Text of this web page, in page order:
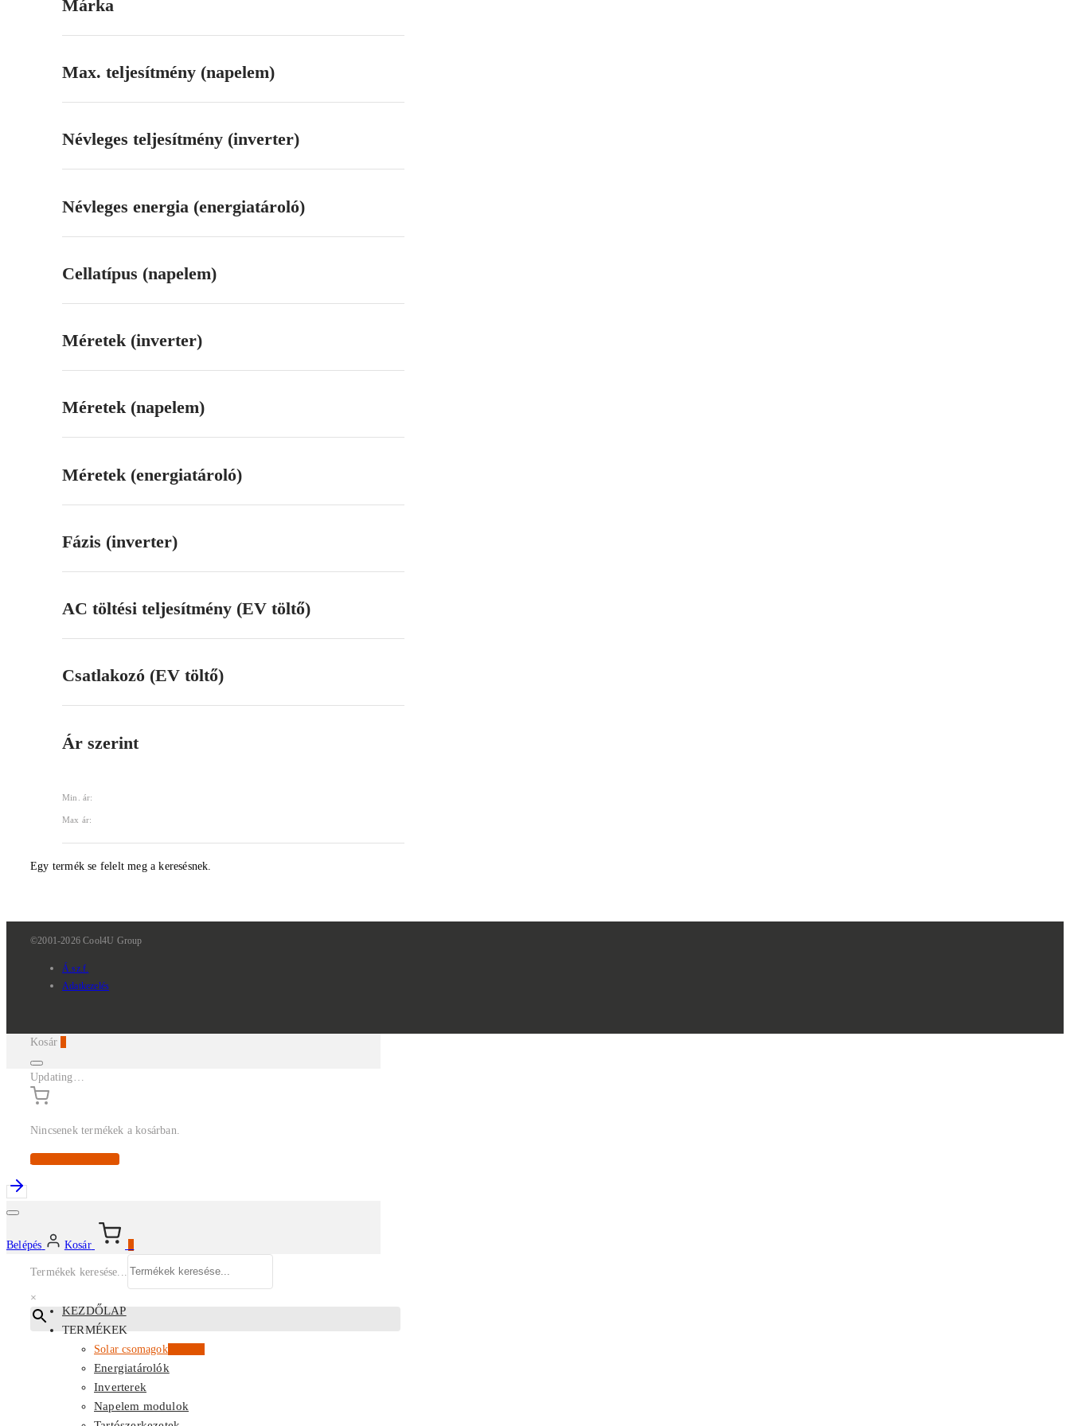
Márka
Max. teljesítmény (napelem)
Névleges teljesítmény (inverter)
Névleges energia (energiatároló)
Cellatípus (napelem)
Méretek (inverter)
Méretek (napelem)
Méretek (energiatároló)
Fázis (inverter)
AC töltési teljesítmény (EV töltő)
Csatlakozó (EV töltő)
Ár szerint
Min. ár:
Max ár:
Egy termék se felelt meg a keresésnek.
©2001-2026 Cool4U Group
Á.sz.f.
Adatkezelés
Kosár
Updating…
Nincsenek termékek a kosárban.
Continue Shopping
Belépés Kosár
Termékek keresése...
×
KEZDŐLAP
TERMÉKEK
Solar csomagokKiemelt
Energiatárolók
Inverterek
Napelem modulok